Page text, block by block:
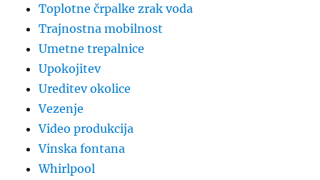
Toplotne črpalke zrak voda
Trajnostna mobilnost
Umetne trepalnice
Upokojitev
Ureditev okolice
Vezenje
Video produkcija
Vinska fontana
Whirlpool